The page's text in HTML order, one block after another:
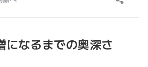
になるまでの奥深さ